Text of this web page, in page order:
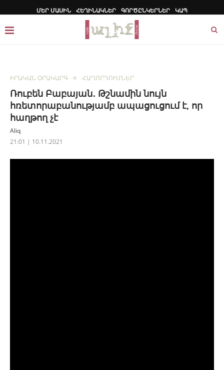
ՄԵՐ ՄԱՍԻՆ ՀԵՂԻՆԱԿՆԵՐ ԳՈՐԾԸՆԿԵՐՆԵՐ ԿԱՊ
ԻՐԱԿԱՆ ՕՐԱԿԱՐԳ ՀԱՂՈՐԴՈՒՄՆԵՐ
Ռուբեն Բաբայան․ Թշնամին նույն
հռետորաբանությամբ ապացուցում է, որ
հաղթող չէ
Aliq
21:01 | 10.11.2021